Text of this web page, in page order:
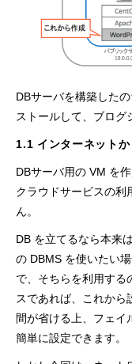
DBサーバを構築した
ストールして、ブログ
1.1 インターネット
DBサーバ用の VM を
クラウドサービスの利
ん。
DB を立てるなら本来
の DBMS を使いたい
で、そちらを利用する
スであれば、これから
間が省ける上、フェイ
簡単に設定できます。